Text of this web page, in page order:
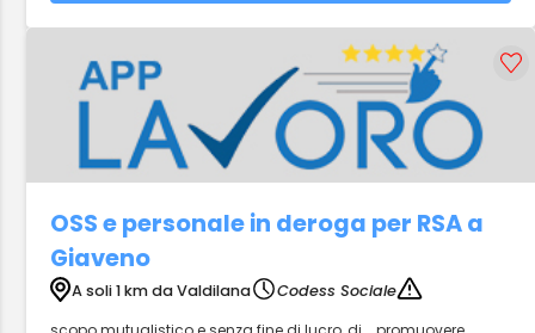
OSS e personale in deroga per RSA a
Giaveno
A soli 1 km da Valdilana
Codess Sociale